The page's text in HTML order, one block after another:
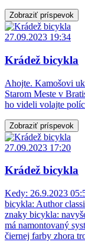
Zobraziť príspevok
27.09.2023 19:34
Krádež bicykla
Ahojte. Kamošovi
Starom Meste v
ho videli volajte
Zobraziť príspevok
27.09.2023 17:20
Krádež bicykla
Kedy: 26.9.2023
bicykla: Author
znaky bicykla:
má namontovaný
čiernej farby zhora